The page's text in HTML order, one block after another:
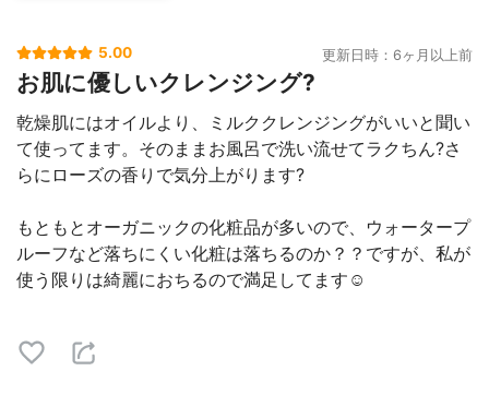
5.00 更新日時：6ヶ月以上前
お肌に優しいクレンジング?
乾燥肌にはオイルより、ミルククレンジングがいいと聞い
て使ってます。そのままお風呂で洗い流せてラクちん?さ
らにローズの香りで気分上がります?
もともとオーガニックの化粧品が多いので、ウォータープ
ルーフなど落ちにくい化粧は落ちるのか？？ですが、私が
使う限りは綺麗におちるので満足してます☺️